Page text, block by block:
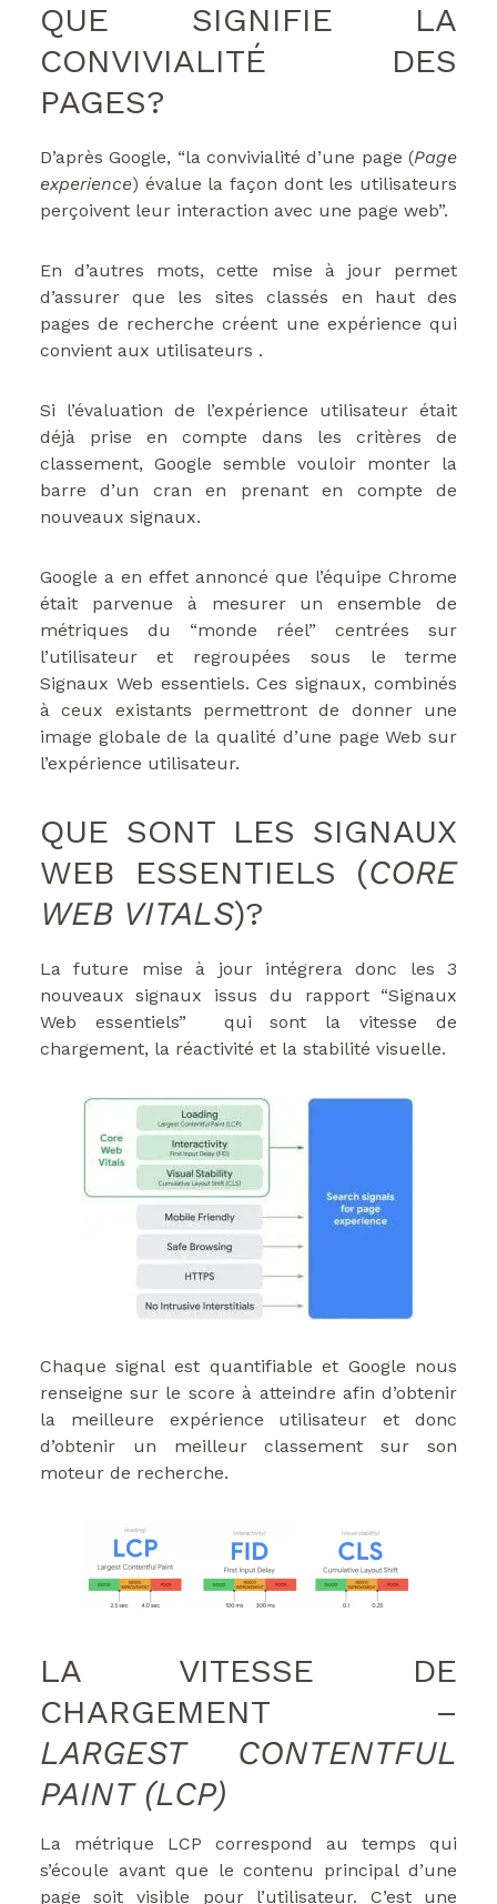
QUE SIGNIFIE LA
CONVIVIALITÉ DES
PAGES?
D’après Google, “la convivialité d’une page (Page
experience) évalue la façon dont les utilisateurs
perçoivent leur interaction avec une page web”.
En d’autres mots, cette mise à jour permet
d’assurer que les sites classés en haut des
pages de recherche créent une expérience qui
convient aux utilisateurs .
Si l’évaluation de l’expérience utilisateur était
déjà prise en compte dans les critères de
classement, Google semble vouloir monter la
barre d’un cran en prenant en compte de
nouveaux signaux.
Google a en effet annoncé que l’équipe Chrome
était parvenue à mesurer un ensemble de
métriques du “monde réel” centrées sur
l’utilisateur et regroupées sous le terme
Signaux Web essentiels. Ces signaux, combinés
à ceux existants permettront de donner une
image globale de la qualité d’une page Web sur
l’expérience utilisateur.
QUE SONT LES SIGNAUX
WEB ESSENTIELS (CORE
WEB VITALS)?
La future mise à jour intégrera donc les 3
nouveaux signaux issus du rapport “Signaux
Web essentiels” qui sont la vitesse de
chargement, la réactivité et la stabilité visuelle.
Chaque signal est quantifiable et Google nous
renseigne sur le score à atteindre afin d’obtenir
la meilleure expérience utilisateur et donc
d’obtenir un meilleur classement sur son
moteur de recherche.
LA VITESSE DE
CHARGEMENT –
LARGEST CONTENTFUL
PAINT (LCP)
La métrique LCP correspond au temps qui
s’écoule avant que le contenu principal d’une
page soit visible pour l’utilisateur. C’est une